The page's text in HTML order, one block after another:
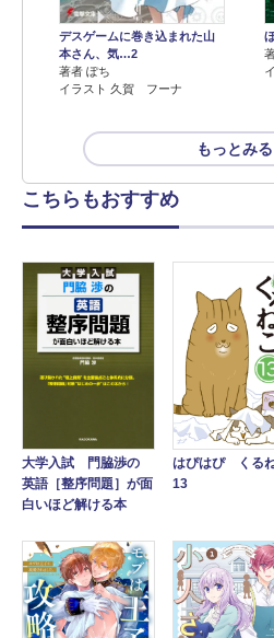
デスゲームに巻き込まれた山
本さん、気…2
著者 ぽち
イラスト 久賀 フーナ
もっとみる
こちらもおすすめ
大学入試 門脇渉の
英語［整序問題］が面
白いほど解ける本
はぴはぴ くる
13